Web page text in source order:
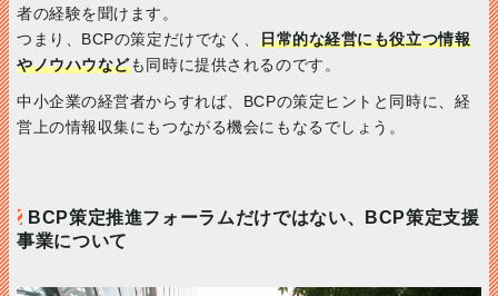
者の経験を聞けます。
つまり、BCPの策定だけでなく、 日常的な経営にも役立つ情報
やノウハウなども同時に提供されるのです。
中小企業の経営者からすれば、BCPの策定ヒントと同時に、経
営上の情報収集にもつながる機会にもなるでしょう。
BCP策定推進フォーラムだけではない、BCP策定支援
事業について